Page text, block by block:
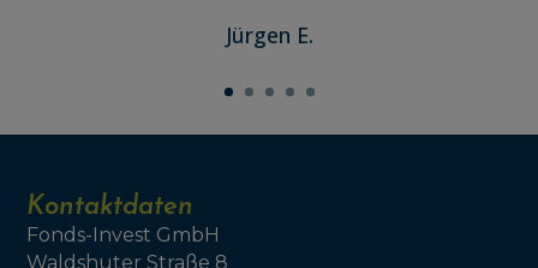
Jürgen E.
Kontaktdaten
Fonds-Invest GmbH
Waldshuter Straße 8